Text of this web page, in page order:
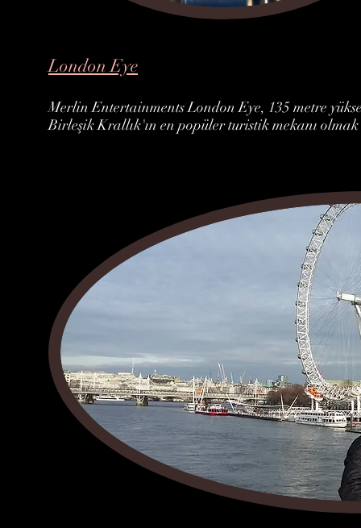
London Eye
Merlin Entertainments London Eye, 135 metre
Birleşik Krallık'ın en popüler turistik mekanı